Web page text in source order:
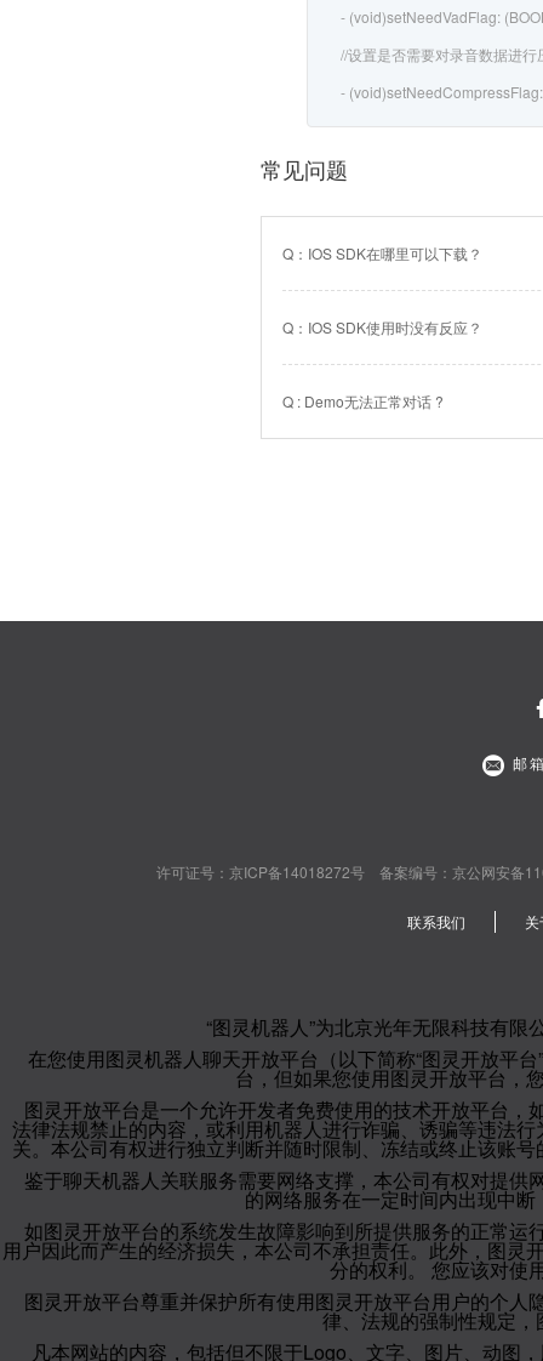
- (void)setNeedVadFlag:
//设置是否需要对录音数据进行
-
常见问题
Q：IOS SDK在哪里可以下载？
Q：IOS SDK使用时没有反应？
Q : Demo无法正常对话 ?
邮
许可证号：京ICP备14018272号 备案编号：京公网安备
联系我们
“图灵机器人”为北京光年无限科技有
在您使用图灵机器人聊天开放平台（以下简称“图灵开放平
台，但如果您使用图灵开放平台，
图灵开放平台是一个允许开发者免费使用的技术开放平台
法律法规禁止的内容，或利用机器人进行诈骗、诱骗等违法
关。本公司有权进行独立判断并随时限制、冻结或终止该账
鉴于聊天机器人关联服务需要网络支撑，本公司有权对提
的网络服务在一定时间内出现中
如图灵开放平台的系统发生故障影响到所提供服务的正常
用户因此而产生的经济损失，本公司不承担责任。此外，图
分的权利。 您应该对使
图灵开放平台尊重并保护所有使用图灵开放平台用户的个
律、法规的强制性规定
凡本网站的内容，包括但不限于Logo、文字、图片、动图